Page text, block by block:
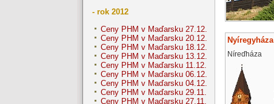
- rok 2012
Ceny PHM v Maďarsku 27.12.
Ceny PHM v Maďarsku 20.12.
Ceny PHM v Maďarsku 18.12.
Ceny PHM v Maďarsku 13.12.
Ceny PHM v Maďarsku 11.12.
Ceny PHM v Maďarsku 06.12.
Ceny PHM v Maďarsku 04.12.
Ceny PHM v Maďarsku 29.11.
Ceny PHM v Maďarsku 27.11.
Nyíregyháza
Níreďháza